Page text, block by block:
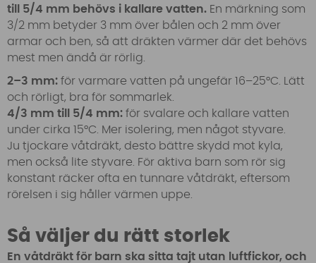
till 5/4 mm behövs i kallare vatten. En märkning som
3/2 mm betyder 3 mm över bålen och 2 mm över
armar och ben, så att dräkten värmer där det behövs
mest men ändå är rörlig.
2–3 mm: för varmare vatten på ungefär 16–25°C. Lätt
och rörligt, bra för sommarlek.
4/3 mm till 5/4 mm: för svalare och kallare vatten
under cirka 15°C. Mer isolering, men något styvare.
Ju tjockare våtdräkt, desto bättre skydd mot kyla,
men också lite styvare. För aktiva barn som rör sig
konstant räcker ofta en tunnare våtdräkt, eftersom
rörelsen i sig håller värmen uppe.
Så väljer du rätt storlek
En våtdräkt för barn ska sitta tajt utan luftfickor, och